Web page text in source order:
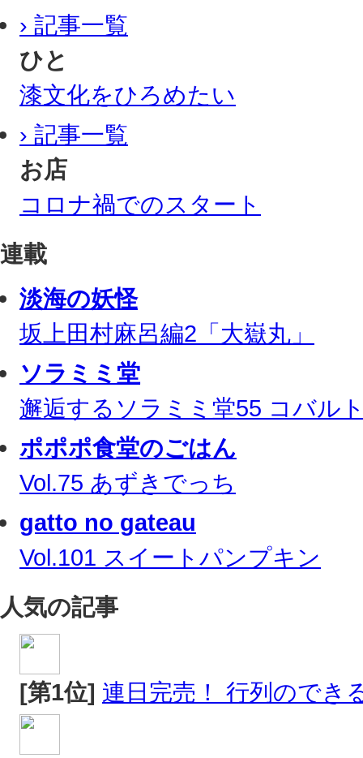
› 記事一覧
ひと
漆文化をひろめたい
› 記事一覧
お店
コロナ禍でのスタート
連載
淡海の妖怪
坂上田村麻呂編2「大嶽丸」
ソラミミ堂
邂逅するソラミミ堂55 コバル
ポポポ食堂のごはん
Vol.75 あずきでっち
gatto no gateau
Vol.101 スイートパンプキン
人気の記事
[第1位] 連日完売！ 行列のでき